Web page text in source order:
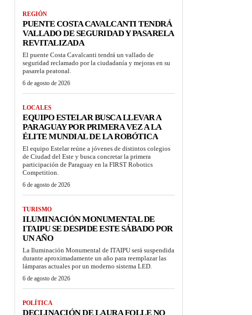
REGIÓN
PUENTE COSTA CAVALCANTI TENDRÁ
VALLADO DE SEGURIDAD Y PASARELA
REVITALIZADA
El puente Costa Cavalcanti tendrá un vallado de
seguridad reclamado por la ciudadanía y mejoras en su
pasarela peatonal.
6 de agosto de 2026
LOCALES
EQUIPO ESTELAR BUSCA LLEVAR A
PARAGUAY POR PRIMERA VEZ A LA
ÉLITE MUNDIAL DE LA ROBÓTICA
El equipo Estelar reúne a jóvenes de distintos colegios
de Ciudad del Este y busca concretar la primera
participación de Paraguay en la FIRST Robotics
Competition.
6 de agosto de 2026
TURISMO
ILUMINACIÓN MONUMENTAL DE
ITAIPU SE DESPIDE ESTE SÁBADO POR
UN AÑO
La Iluminación Monumental de ITAIPU será suspendida
durante aproximadamente un año para reemplazar las
lámparas actuales por un moderno sistema LED.
6 de agosto de 2026
POLÍTICA
DECLINACIÓN DE LAURA FOLLE NO